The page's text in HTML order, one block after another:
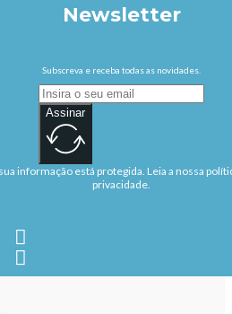
Newsletter
Subscreva e receba todas as novidades.
Assinar
informação está protegida. Leia a nossa
privacidade.